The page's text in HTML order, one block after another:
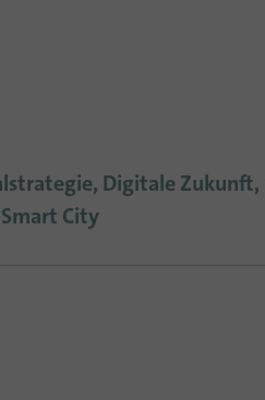
Digitale
City